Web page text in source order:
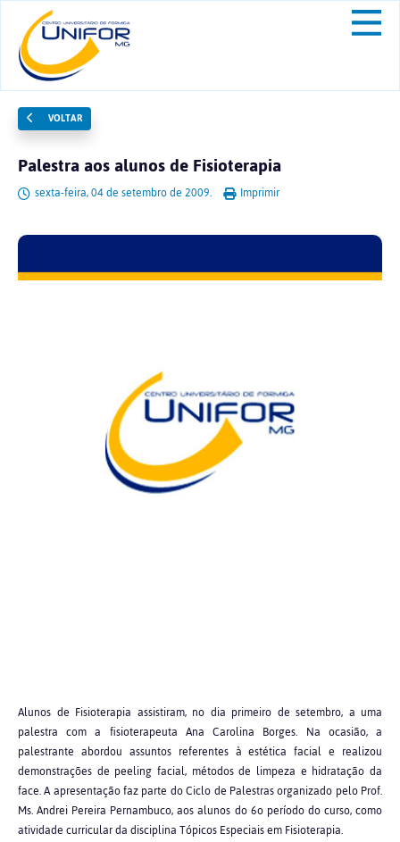
VOLTAR
Palestra aos alunos de Fisioterapia
sexta-feira, 04 de setembro de 2009. Imprimir
Alunos de Fisioterapia assistiram, no dia primeiro de setembro, a uma
palestra com a fisioterapeuta Ana Carolina Borges. Na ocasião, a
palestrante abordou assuntos referentes à estética facial e realizou
demonstrações de peeling facial, métodos de limpeza e hidratação da
face. A apresentação faz parte do Ciclo de Palestras organizado pelo Prof.
Ms. Andrei Pereira Pernambuco, aos alunos do 6o período do curso, como
atividade curricular da disciplina Tópicos Especiais em Fisioterapia.